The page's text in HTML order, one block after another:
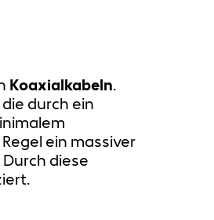
Koaxialkabeln.
durch ein
ein massiver
diese